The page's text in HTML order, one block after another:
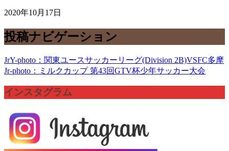
2020年10月17日
投稿ナビゲーション
JrY-photo：関東ユースサッカーリーグ(Division 2B)VSFC多摩
Jr-photo：ミルクカップ 第43回GTV杯少年サッカー大会
インスタグラム